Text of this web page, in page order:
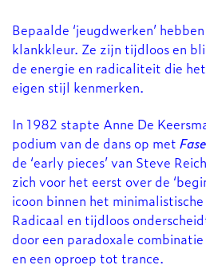
Bepaalde ‘jeugdwerken’
klankkleur. Ze zijn tijdloos en
de energie en radicaliteit die
eigen stijl kenmerken.
In 1982 stapte Anne De
podium van de dans op met Fase
de ‘early pieces’ van Steve
zich voor het eerst over de
icoon binnen het
Radicaal en tijdloos
door een paradoxale
en een oproep tot trance.